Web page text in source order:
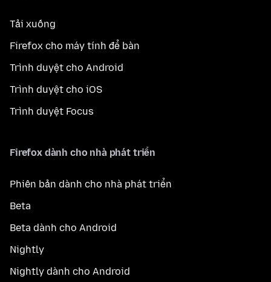
Tải xuống
Firefox cho máy tính để bàn
Trình duyệt cho Android
Trình duyệt cho iOS
Trình duyệt Focus
Firefox dành cho nhà phát triển
Phiên bản dành cho nhà phát triển
Beta
Beta dành cho Android
Nightly
Nightly dành cho Android